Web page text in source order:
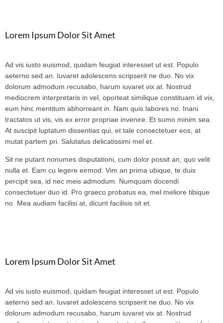
Lorem Ipsum Dolor Sit Amet
Ad vis iusto euismod, quidam feugiat interesset ut est. Populo
aeterno sed an. Iuvaret adolescens scripserit ne duo. No vix
dolorum admodum recusabo, harum iuvaret vix at. Nostrud
mediocrem interpretaris in vel, oporteat similique constituam id vix,
eum hinc mentitum abhorreant in. Nam quis labores no. Inani
tractatos ut vis, vis ex error propriae invenire. Et sumo minim sea.
At suscipit luptatum dissentias qui, et tale consectetuer eos, at
mutat partem pri. Salutatus delicatissimi mel et.
Sit ne putant nonumes disputationi, cum dolor possit an, quo velit
nulla et. Eam cu legere eirmod. Vim an prima ubique, te duis
percipit sea, id nec meis admodum. Numquam docendi
consectetuer duo id. Pro graeco probatus ea, mel meliore tibique
no. Mea audiam facilisi at, dicunt facilisis sit et.
Lorem Ipsum Dolor Sit Amet
Ad vis iusto euismod, quidam feugiat interesset ut est. Populo
aeterno sed an. Iuvaret adolescens scripserit ne duo. No vix
dolorum admodum recusabo, harum iuvaret vix at. Nostrud